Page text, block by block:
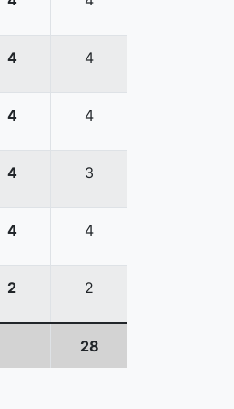
4 4
4 4
4 3
4 4
2 2
28